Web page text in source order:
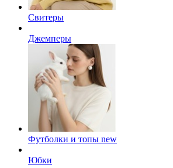
Свитеры
Джемперы
Футболки и топы new
Юбки